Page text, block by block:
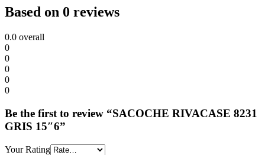
Based on 0 reviews
0.0 overall
0
0
0
0
0
Be the first to review “SACOCHE RIVACASE 8231
GRIS 15″6”
Your Rating